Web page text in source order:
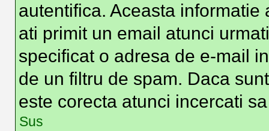
autentifica. Aceasta
ati primit un email atunci
specificat o adresa de e-mail
de un filtru de spam. Daca
este corecta atunci incercati
Sus